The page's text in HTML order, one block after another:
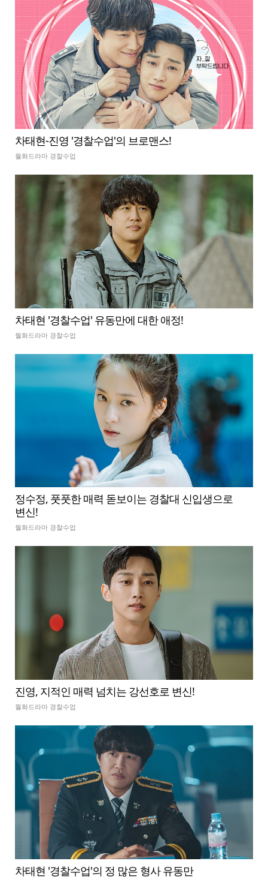
차태현-진영 '경찰수업'의 브로맨스!
월화드라마 경찰수업
차태현 '경찰수업' 유동만에 대한 애정!
월화드라마 경찰수업
정수정, 풋풋한 매력 돋보이는 경찰대 신입생으로
변신!
월화드라마 경찰수업
진영, 지적인 매력 넘치는 강선호로 변신!
월화드라마 경찰수업
차태현 '경찰수업'의 정 많은 형사 유동만